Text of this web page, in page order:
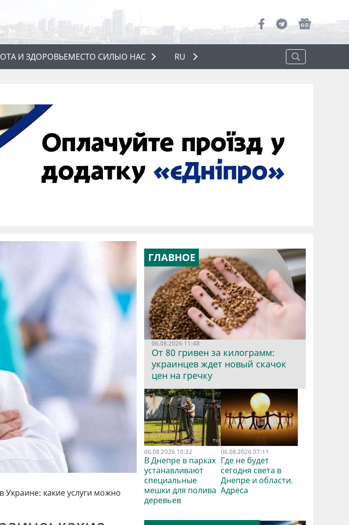
И ЗДОРОВЬЕМЕСТО СИЛЫО НАС
О НАС
RU
какие услуги можно
ГЛАВНОЕ
06.08.2026 11:48
От 80 гривен за килограмм:
украинцев ждет новый скачок
цен на гречку
06.08.2026 10:22
В Днепре в парках
устанавливают
специальные
мешки для полива
деревьев
06.08.2026 07:11
Где не будет
сегодня света в
Днепре и области.
Адреса